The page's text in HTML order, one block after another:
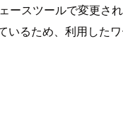
ースツールで変更さ
いるため、利用した